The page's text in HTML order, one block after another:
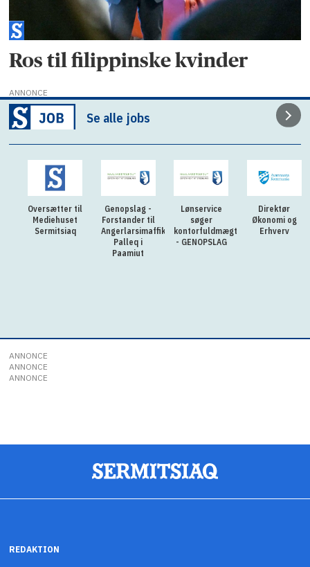
Ros til filippinske kvinder
ANNONCE
Se alle jobs
Oversætter til
Mediehuset
Sermitsiaq
Genopslag -
Forstander til
Angerlarsimaffik
Palleq i
Paamiut
Lønservice
søger
kontorfuldmægtig
- GENOPSLAG
Direktør
Økonomi og
Erhverv
ANNONCE
ANNONCE
ANNONCE
REDAKTION